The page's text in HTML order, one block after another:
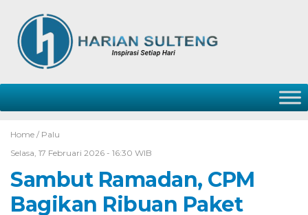
Home / Palu
Selasa, 17 Februari 2026 - 16:30 WIB
Sambut Ramadan, CPM
Bagikan Ribuan Paket